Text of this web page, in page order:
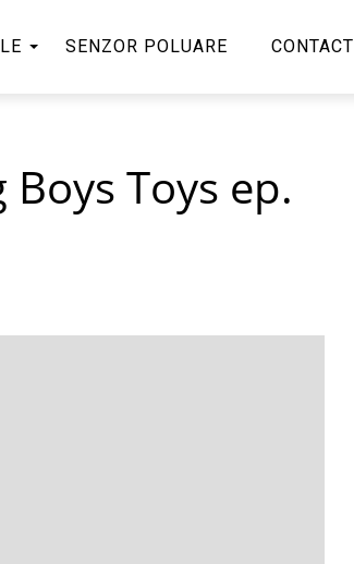
SENZOR POLUARE CONTACT
Toys ep.